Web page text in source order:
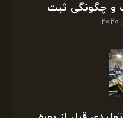
و چگونگی ثبت